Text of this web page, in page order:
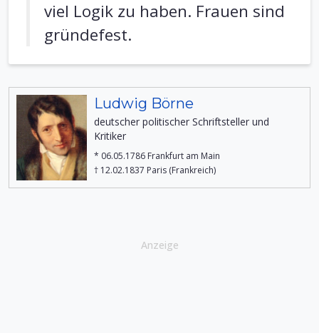
viel Logik zu haben. Frauen sind
gründefest.
Ludwig Börne
deutscher politischer Schriftsteller und
Kritiker
* 06.05.1786 Frankfurt am Main
† 12.02.1837 Paris (Frankreich)
Anzeige